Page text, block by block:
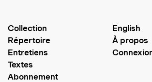
Collection
Répertoire
Entretiens
Textes
Abonnement
English
À propos